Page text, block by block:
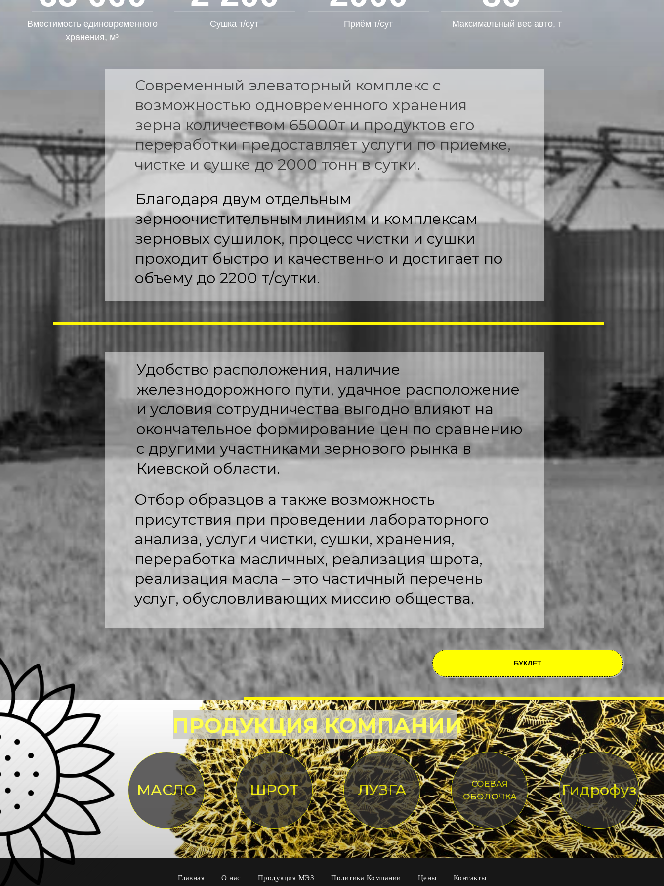
Вместимость единовременного
хранения, м³
Сушка т/сут Приём т/сут Максимальный вес авто, т
Современный элеваторный комплекс с
возможностью одновременного хранения
зерна количеством 65000т и продуктов его
переработки предоставляет услуги по приемке,
чистке и сушке до 2000 тонн в сутки.
Благодаря двум отдельным
зерноочистительным линиям и комплексам
зерновых сушилок, процесс чистки и сушки
проходит быстро и качественно и достигает по
объему до 2200 т/сутки.
Удобство расположения, наличие
железнодорожного пути, удачное расположение
и условия сотрудничества выгодно влияют на
окончательное формирование цен по сравнению
с другими участниками зернового рынка в
Киевской области.
Отбор образцов а также возможность
присутствия при проведении лабораторного
анализа, услуги чистки, сушки, хранения,
переработка масличных, реализация шрота,
реализация масла – это частичный перечень
услуг, обусловливающих миссию общества.
БУКЛЕТ
ПРОДУКЦИЯ КОМПАНИИ
МАСЛО ШРОТ ЛУЗГА
СОЕВАЯ
ОБОЛОЧКА
Гидрофуз
Главная О нас Продукция МЭЗ Политика Компании Цены Контакты